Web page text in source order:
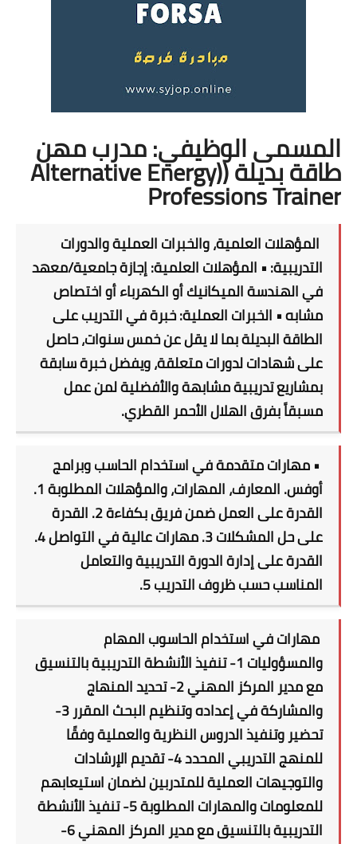
المسمى الوظيفي: مدرب مهن
طاقة بديلة ((Alternative Energy
Professions Trainer
المؤهلات العلمية، والخبرات العملية والدورات
التدريبية: • المؤهلات العلمية: إجازة جامعية/معهد
في الهندسة الميكانيك أو الكهرباء أو اختصاص
مشابه • الخبرات العملية: خبرة في التدريب على
الطاقة البديلة بما لا يقل عن خمس سنوات، حاصل
على شهادات لدورات متعلقة، ويفضل خبرة سابقة
بمشاريع تدريبية مشابهة والأفضلية لمن عمل
مسبقاً بفرق الهلال الأحمر القطري.
• مهارات متقدمة في استخدام الحاسب وبرامج
أوفس. المعارف، المهارات، والمؤهلات المطلوبة 1.
القدرة على العمل ضمن فريق بكفاءة 2. القدرة
على حل المشكلات 3. مهارات عالية في التواصل 4.
القدرة على إدارة الدورة التدريبية والتعامل
المناسب حسب ظروف التدريب 5.
مهارات في استخدام الحاسوب المهام
والمسؤوليات 1- تنفيذ الأنشطة التدريبية بالتنسيق
مع مدير المركز المهني 2- تحديد المنهاج
والمشاركة في إعداده وتنظيم البحث المقرر 3-
تحضير وتنفيذ الدروس النظرية والعملية وفقًا
للمنهج التدريبي المحدد 4- تقديم الإرشادات
والتوجيهات العملية للمتدربين لضمان استيعابهم
للمعلومات والمهارات المطلوبة 5- تنفيذ الأنشطة
التدريبية بالتنسيق مع مدير المركز المهني 6-